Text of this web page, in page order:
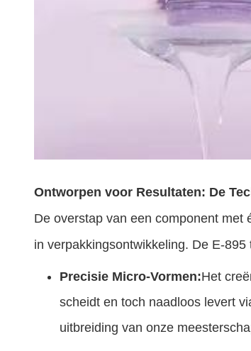
Ontworpen voor Resultaten: De
De overstap van een component
in verpakkingsontwikkeling. De E-
Precisie Micro-Vormen:Het
scheidt en toch naadloos levert
uitbreiding van onze